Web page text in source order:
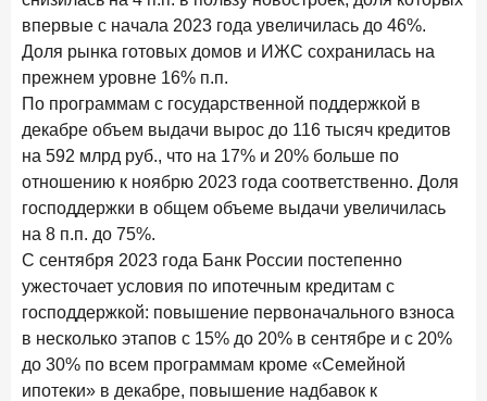
В борьбе за сбережения россиян банки учатся
понимать контекст
28 мая 2026 года
Доверие становится главным фактором на рынке
Private banking
25 мая 2026 года
Ипотека в России: итоги апреля 2026 года в цифрах
13 мая 2026 года
«Ни один зарубежный private банк не может
сравниться с российским»
ИССЛЕДОВАНИЕ
По итогам апреля 2026 года объем выдач кредитов
составил 968 млрд руб.
впервые с начала 2023 года увеличилась до 46%.
Доля рынка готовых домов и ИЖС сохранилась на
прежнем уровне 16% п.п.
По программам с государственной поддержкой в
декабре объем выдачи вырос до 116 тысяч кредитов
на 592 млрд руб., что на 17% и 20% больше по
отношению к ноябрю 2023 года соответственно. Доля
господдержки в общем объеме выдачи увеличилась
на 8 п.п. до 75%.
С сентября 2023 года Банк России постепенно
ужесточает условия по ипотечным кредитам с
господдержкой: повышение первоначального взноса
в несколько этапов с 15% до 20% в сентябре и с 20%
до 30% по всем программам кроме «Семейной
ипотеки» в декабре, повышение надбавок к